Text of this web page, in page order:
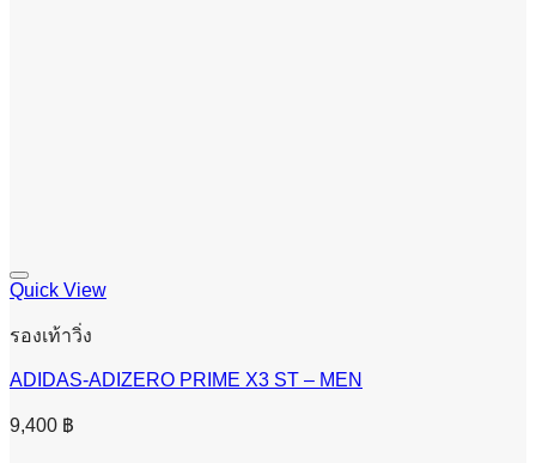
Quick View
รองเท้าวิ่ง
ADIDAS-ADIZERO PRIME X3 ST – MEN
9,400 ฿